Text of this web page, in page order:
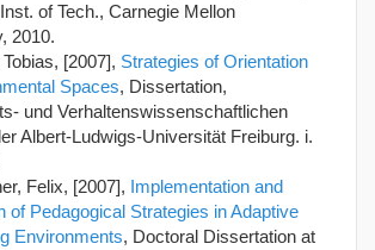
of Tech., Carnegie Mellon
2010.
[2007], Strategies of Orientation
Spaces, Dissertation,
und Verhaltenswissenschaftlichen
Albert-Ludwigs-Universität Freiburg. i.
Felix, [2007], Implementation and
of Pedagogical Strategies in Adaptive
Environments, Doctoral Dissertation at